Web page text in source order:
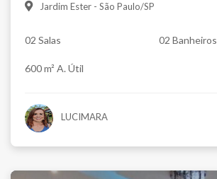
Jardim Ester - São Paulo/SP
02 Salas 02 Banheiros
600 m² A. Útil
LUCIMARA